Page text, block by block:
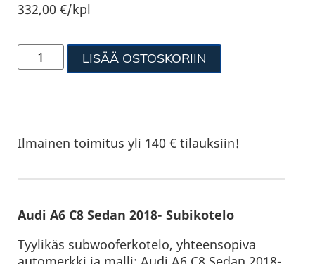
332,00€/kpl
LISÄÄ OSTOSKORIIN
Ilmainen toimitus yli 140 € tilauksiin!
Audi A6 C8 Sedan 2018- Subikotelo
Tyylikäs subwooferkotelo, yhteensopiva